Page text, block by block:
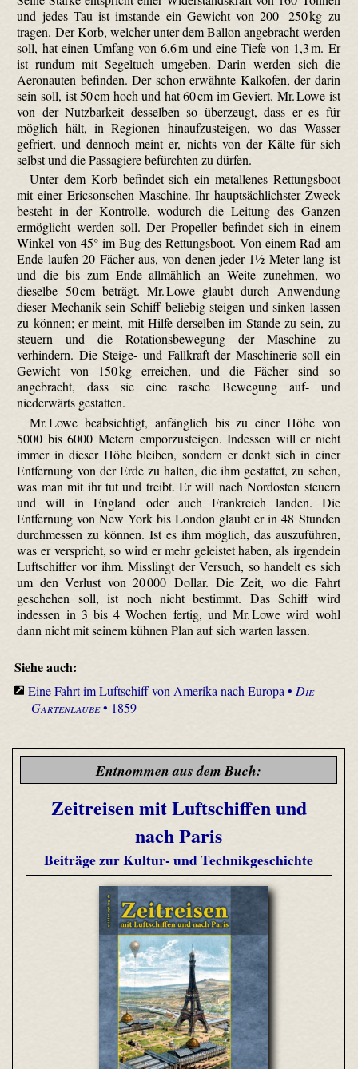
und jedes Tau ist imstande ein Gewicht von 200 – 250 kg zu
tragen. Der Korb, welcher unter dem Ballon angebracht werden
soll, hat einen Umfang von 6,6 m und eine Tiefe von 1,3 m. Er
ist rundum mit Segeltuch umgeben. Darin werden sich die
Aeron­auten befinden. Der schon erwähnte Kalkofen, der darin
sein soll, ist 50 cm hoch und hat 60 cm im Geviert. Mr. Lowe ist
von der Nutzbarkeit desselben so überzeugt, dass er es für
möglich hält, in Regionen hinaufzusteigen, wo das Wasser
gefriert, und dennoch meint er, nichts von der Kälte für sich
selbst und die Passagiere befürchten zu dürfen.
Unter dem Korb befindet sich ein metallenes Rettungsboot
mit einer Ericsonschen Maschine. Ihr hauptsächlichster Zweck
besteht in der Kontrolle, wodurch die Leitung des Ganzen
ermöglicht werden soll. Der Propeller befindet sich in einem
Winkel von 45° im Bug des Rettungsboot. Von einem Rad am
Ende laufen 20 Fächer aus, von denen jeder 1½ Meter lang ist
und die bis zum Ende allmählich an Weite zunehmen, wo
dieselbe 50 cm beträgt. Mr. Lowe glaubt durch Anwendung
dieser Mechanik sein Schiff beliebig steigen und sinken lassen
zu können; er meint, mit Hilfe derselben im Stande zu sein, zu
steuern und die Rotationsbewegung der Maschine zu
verhindern. Die Steige- und Fallkraft der Maschinerie soll ein
Gewicht von 150 kg erreichen, und die Fächer sind so
angebracht, dass sie eine rasche Bewegung auf- und
niederwärts gestatten.
Mr. Lowe beabsichtigt, anfänglich bis zu einer Höhe von
5000 bis 6000 Metern emporzusteigen. Indessen will er nicht
immer in dieser Höhe bleiben, sondern er denkt sich in einer
Entfernung von der Erde zu halten, die ihm gestattet, zu sehen,
was man mit ihr tut und treibt. Er will nach Nordosten steuern
und will in England oder auch Frankreich landen. Die
Entfernung von New York bis London glaubt er in 48 Stunden
durchmessen zu können. Ist es ihm möglich, das auszuführen,
was er verspricht, so wird er mehr geleistet haben, als irgendein
Luftschiffer vor ihm. Misslingt der Versuch, so handelt es sich
um den Verlust von 20 000 Dollar. Die Zeit, wo die Fahrt
geschehen soll, ist noch nicht bestimmt. Das Schiff wird
indessen in 3 bis 4 Wochen fertig, und Mr. Lowe wird wohl
dann nicht mit seinem kühnen Plan auf sich warten lassen.
Siehe auch:
Eine Fahrt im Luftschiff von Amerika nach Europa •Die
Gartenlaube• 1859
Entnommen aus dem Buch:
Zeitreisen mit Luftschiffen und
nach Paris
Beiträge zur Kultur- und Technikgeschichte